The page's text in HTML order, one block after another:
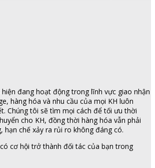
đang hoạt động trong lĩnh vực giao nhận
hàng hóa và nhu cầu của mọi KH luôn
Chúng tôi sẽ tìm mọi cách để tối ưu thời
cho KH, đồng thời hàng hóa vẫn phải
hạn chế xảy ra rủi ro không đáng có.
cơ hội trở thành đối tác của bạn trong